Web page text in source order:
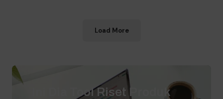
Load More
Ini Dia Tool Riset Produk